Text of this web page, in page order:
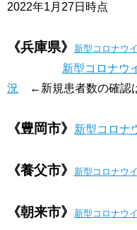
2022年1月27日 時点
《兵庫県》 新型コロナウ
新型コロナウ
況 ← 新規患者数の確認
《豊岡市》 新型コロナ
《養父市》 新型コロナウ
《朝来市》 新型コロナウ